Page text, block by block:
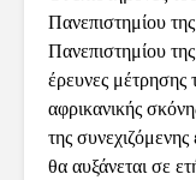
Πανεπιστημίου
Πανεπιστημίου
έρευνες μέτρησης
αφρικανικής
της
θα αυξάνεται σε